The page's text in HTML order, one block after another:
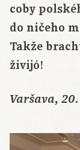
coby
do ničeho
Takže
živijó!
Varšava,